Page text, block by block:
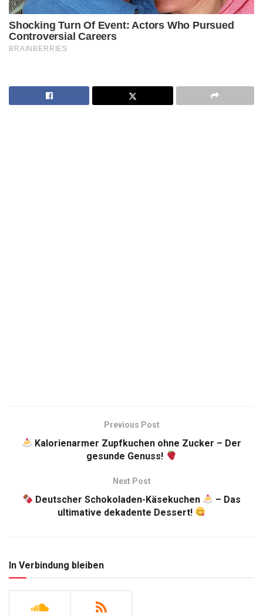
Previous Post
Kalorienarmer Zupfkuchen ohne Zucker – Der
gesunde Genuss!
Next Post
Deutscher Schokoladen-Käsekuchen
– Das
ultimative dekadente Dessert!
In Verbindung bleiben